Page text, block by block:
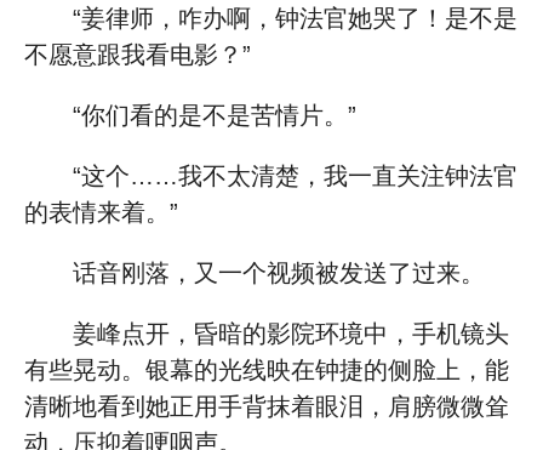
“姜律师，咋办啊，钟法官她哭了！是不是
不愿意跟我看电影？”
“你们看的是不是苦情片。”
“这个……我不太清楚，我一直关注钟法官
的表情来着。”
话音刚落，又一个视频被发送了过来。
姜峰点开，昏暗的影院环境中，手机镜头
有些晃动。银幕的光线映在钟捷的侧脸上，能
清晰地看到她正用手背抹着眼泪，肩膀微微耸
动，压抑着哽咽声。